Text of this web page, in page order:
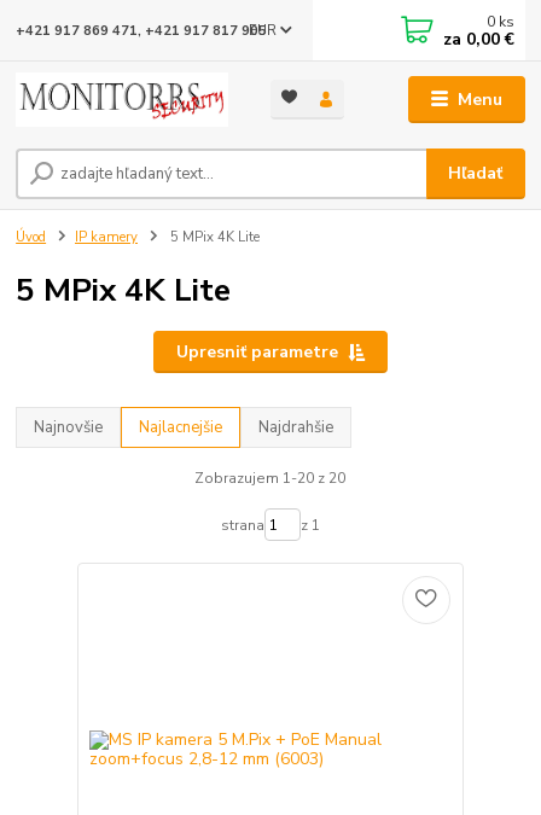
Menu
EUR
Hľadať
+421 917 869 471, +421 917 817 905 0 ks
za 0,00 €
Úvod IP kamery 5 MPix 4K Lite
5 MPix 4K Lite
Upresniť parametre
Najnovšie Najlacnejšie Najdrahšie
Zobrazujem 1-20 z 20
strana z 1